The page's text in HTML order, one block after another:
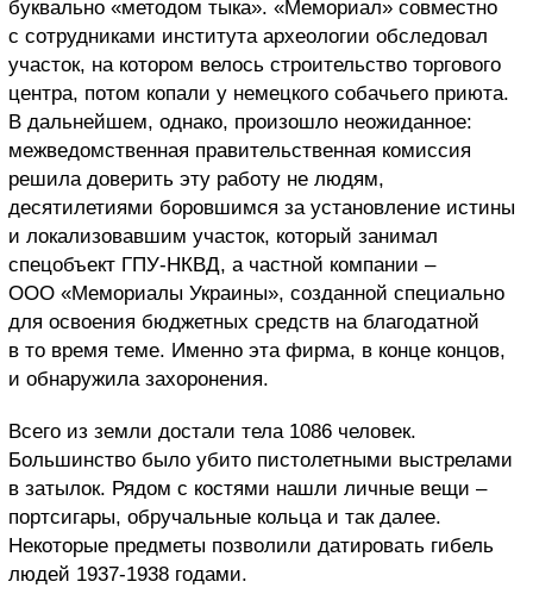
буквально «методом тыка». «Мемориал» совместно
с сотрудниками института археологии обследовал
участок, на котором велось строительство торгового
центра, потом копали у немецкого собачьего приюта.
В дальнейшем, однако, произошло неожиданное:
межведомственная правительственная комиссия
решила доверить эту работу не людям,
десятилетиями боровшимся за установление истины
и локализовавшим участок, который занимал
спецобъект ГПУ-НКВД, а частной компании –
ООО «Мемориалы Украины», созданной специально
для освоения бюджетных средств на благодатной
в то время теме. Именно эта фирма, в конце концов,
и обнаружила захоронения.
Всего из земли достали тела 1086 человек.
Большинство было убито пистолетными выстрелами
в затылок. Рядом с костями нашли личные вещи –
портсигары, обручальные кольца и так далее.
Некоторые предметы позволили датировать гибель
людей 1937-1938 годами.